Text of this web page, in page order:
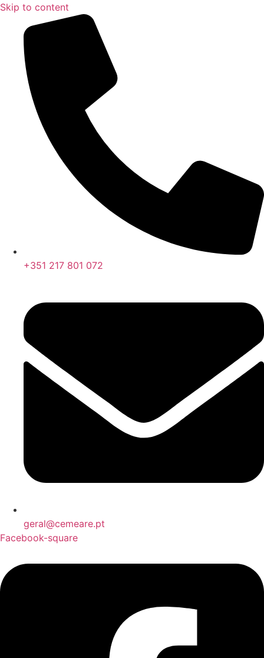
Skip to content
+351 217 801 072
geral@cemeare.pt
Facebook-square